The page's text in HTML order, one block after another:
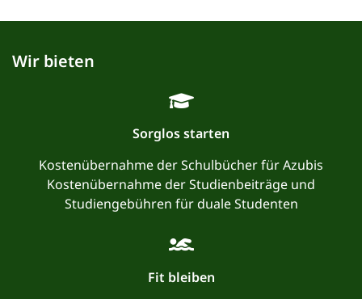
Wir bieten
Sorglos starten
Kostenübernahme der Schulbücher für Azubis
Kostenübernahme der Studienbeiträge und
Studiengebühren für duale Studenten
Fit bleiben